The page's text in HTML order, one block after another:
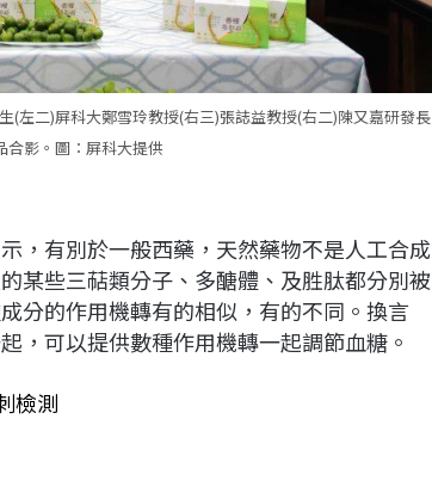
左二)屏科大鄭雪玲教授(右三)張誌益教授(右二)陳又嘉研發長
合影。圖：屏科大提供
，有別於一般西藥，天然藥物不是人工合成
某些三萜類分子、多醣體、及胜肽都分別被
分的作用機轉有的相似，有的不同。換言
，可以提供數種作用機轉一起調節血糖。
檢測